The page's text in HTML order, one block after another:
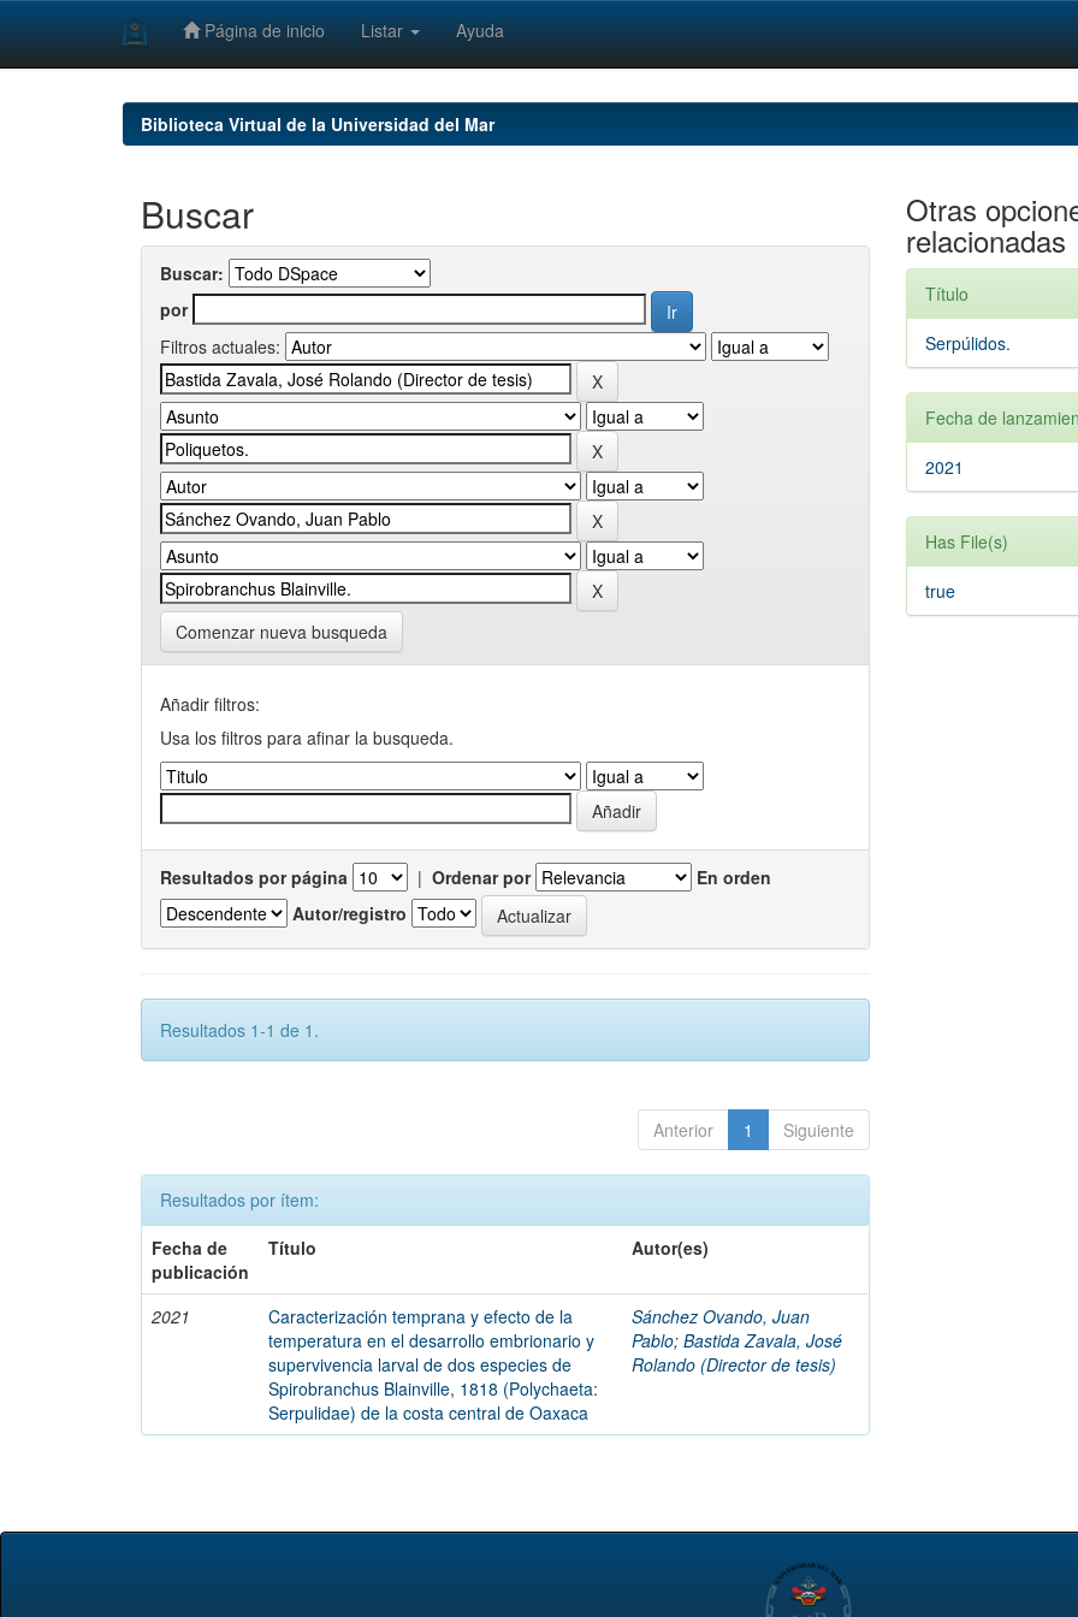
Página de inicio Listar Ayuda
Biblioteca Virtual de la Universidad del Mar
Buscar
Buscar:
por
Filtros actuales:
Comenzar nueva busqueda
Añadir filtros:
Usa los filtros para afinar la busqueda.
Resultados por página | Ordenar por
En orden
Autor/registro
Resultados 1-1 de 1.
Anterior 1 Siguiente
Resultados por ítem:
Fecha de
publicación
Título Autor(es)
2021
Caracterización temprana y efecto de la
temperatura en el desarrollo embrionario y
supervivencia larval de dos especies de
Spirobranchus Blainville, 1818 (Polychaeta:
Serpulidae) de la costa central de Oaxaca
Sánchez Ovando, Juan
Pablo;Bastida Zavala, José
Rolando (Director de tesis)
Otras
relacionadas
Título
Serpúlidos.
Fecha de
2021
Has File(s)
true